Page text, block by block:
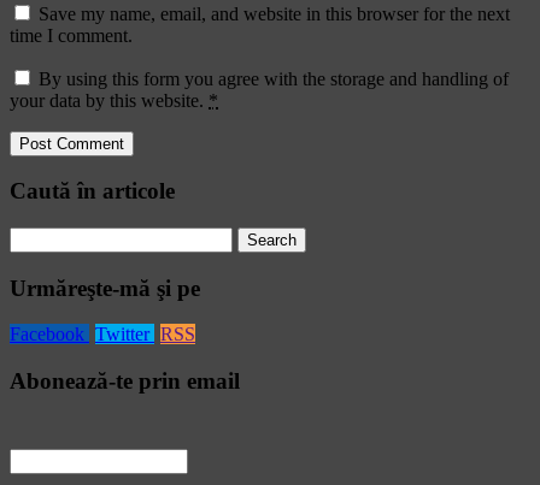
Save my name, email, and website in this browser for the next
time I comment.
By using this form you agree with the storage and handling of
your data by this website. *
Caută în articole
for:
Urmăreşte-mă şi pe
Facebook Twitter RSS
Abonează-te prin email